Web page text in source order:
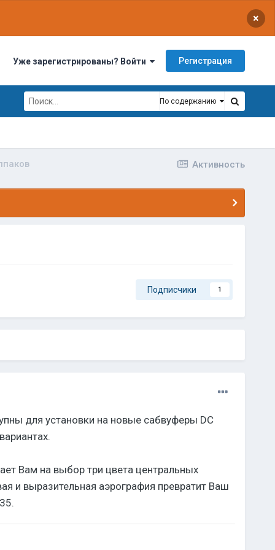
×
Уже зарегистрированы? Войти Регистрация
По содержанию
Активность
Подписчики 1
для установки на новые сабвуферы DC
Вам на выбор три цвета центральных
и выразительная аэрография превратит Ваш